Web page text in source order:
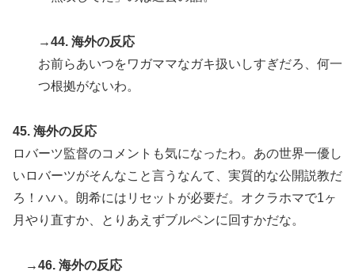
→44. 海外の反応
お前らあいつをワガママなガキ扱いしすぎだろ、何一
つ根拠がないわ。
45. 海外の反応
ロバーツ監督のコメントも気になったわ。あの世界一優し
いロバーツがそんなこと言うなんて、実質的な公開説教だ
ろ！ハハ。朗希にはリセットが必要だ。オクラホマで1ヶ
月やり直すか、とりあえずブルペンに回すかだな。
→46. 海外の反応